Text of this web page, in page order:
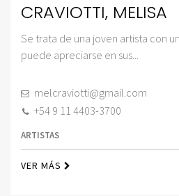
CRAVIOTTI, MELISA
Se trata de una joven artista con
puede apreciarse en sus...
melcraviotti@gmail.com
+54 9 11 4403-3700
ARTISTAS
VER MÁS